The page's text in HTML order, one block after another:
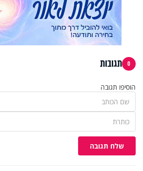
0 תגובות
הוסיפו תגובה
שלח תגובה